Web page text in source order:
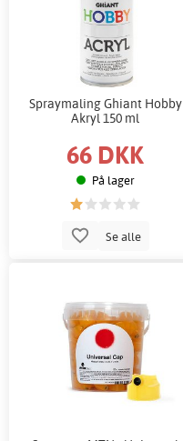
Spraymaling Ghiant Hobby
Akryl 150 ml
66 DKK
På lager
Se alle